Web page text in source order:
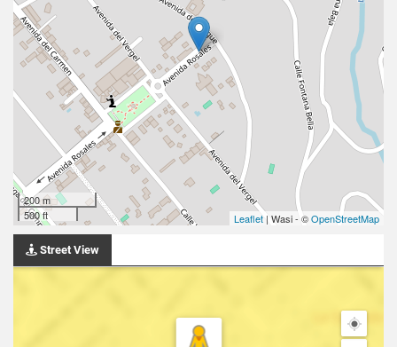
200 m
500 ft
Leaflet | Wasi - ©OpenStreetMap
Street View